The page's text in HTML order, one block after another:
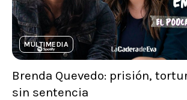
MULTIMEDIA
Brenda Quevedo: prisión,
sin sentencia